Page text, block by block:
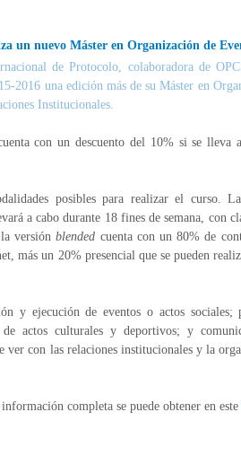
un nuevo Máster en Organización de
de Protocolo, colaboradora de
2016 una edición más de su Máster en
Institucionales.
con un descuento del 10% si se lleva
posibles para realizar el curso.
a cabo durante 18 fines de semana, con
la versiónblended cuenta con un 80% de
más un 20% presencial que se pueden
y ejecución de eventos o actos sociales;
actos culturales y deportivos; y
ver con las relaciones institucionales y la
completa se puede obtener en este